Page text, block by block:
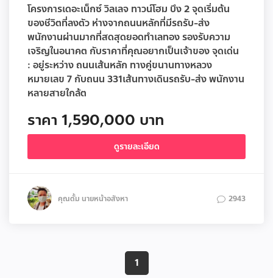
โครงการเดอะเน็กซ์ วิลเลจ ทาวน์โฮม บึง 2 จุดเริ่มต้น
ของชีวิตที่ลงตัว ห่างจากถนนหลักที่มีรถรับ-ส่ง
พนักงานผ่านมากที่สดสุดยอดทำเลทอง รองรับความ
เจริญในอนาคต กับราคาที่คุณอยากเป็นเจ้าของ จุดเด่น
: อยู่ระหว่าง ถนนเส้นหลัก ทางคู่ขนานทางหลวง
หมายเลข 7 กับถนน 331เส้นทางเดินรถรับ-ส่ง พนักงาน
หลายสายใกล้ต
ราคา 1,590,000 บาท
ดูรายละเอียด
คุณตั้ม นายหน้าอสังหา 2943
1